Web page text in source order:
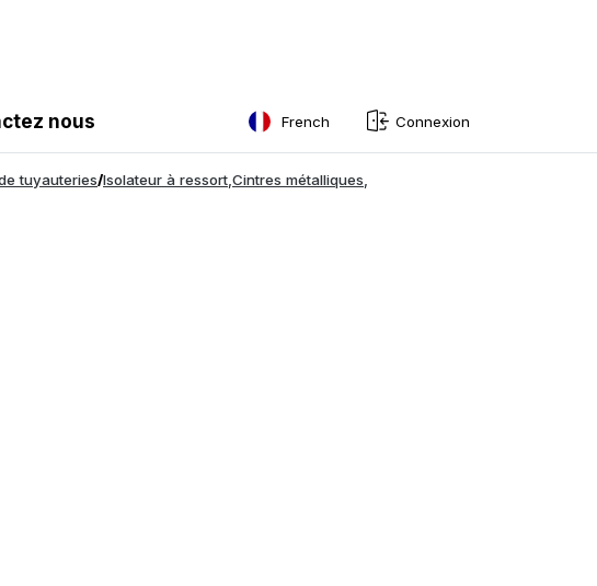
nous French Connexion
tuyauteries/Isolateur à ressort,Cintres métalliques,